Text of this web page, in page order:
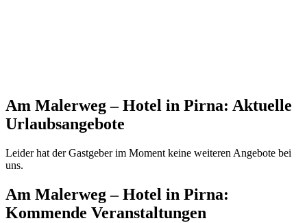
Am Malerweg – Hotel in Pirna: Aktuelle
Urlaubsangebote
Leider hat der Gastgeber im Moment keine weiteren Angebote bei
uns.
Am Malerweg – Hotel in Pirna:
Kommende Veranstaltungen